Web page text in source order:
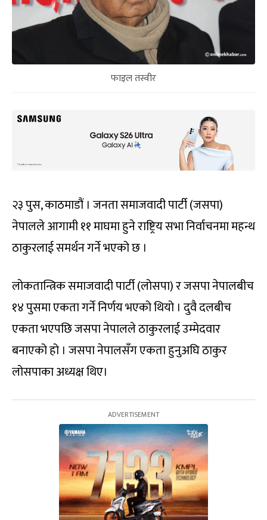
फाइल तस्वीर
२३ पुस, काठमाडौं । जनता समाजवादी पार्टी (जसपा)
नेपालले आगामी ११ माघमा हुने राष्ट्रिय सभा निर्वाचनमा महन्थ
ठाकुरलाई समर्थन गर्ने भएको छ ।
लोकतान्त्रिक समाजवादी पार्टी (लोसपा) र जसपा नेपालबीच
१४ पुसमा एकता गर्ने निर्णय भएको थियो । दुवै दलबीच
एकता भएपछि जसपा नेपालले ठाकुरलाई उम्मेदवार
बनाएको हो । जसपा नेपालसँग एकता हुनुअघि ठाकुर
लोसपाका अध्यक्ष थिए।